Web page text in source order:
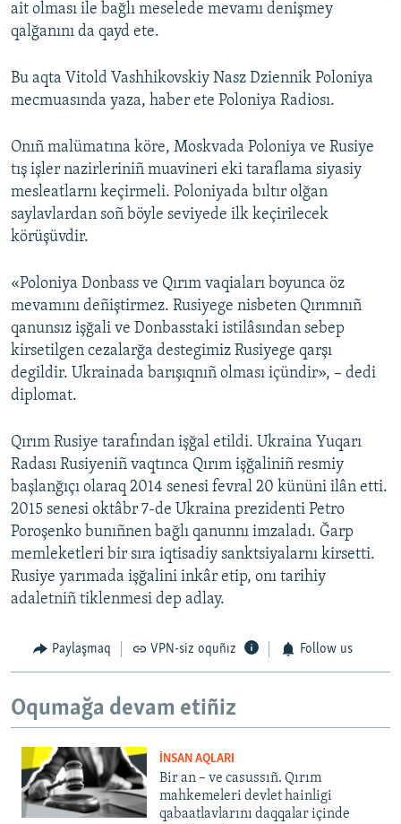
ait olması ile bağlı meselede mevamı denişmey
qalğanını da qayd ete.
Bu aqta Vitold Vashhikovskiy Nasz Dziennik Poloniya
mecmuasında yaza, haber ete Poloniya Radiosı.
Onıñ malümatına köre, Moskvada Poloniya ve Rusiye
tış işler nazirleriniñ muavineri eki taraflama siyasiy
mesleatlarnı keçirmeli. Poloniyada bıltır olğan
saylavlardan soñ böyle seviyede ilk keçirilecek
körüşüvdir.
«Poloniya Donbass ve Qırım vaqiaları boyunca öz
mevamını deñiştirmez. Rusiyege nisbeten Qırımnıñ
qanunsız işğali ve Donbasstaki istilâsından sebep
kirsetilgen cezalarğa destegimiz Rusiyege qarşı
degildir. Ukrainada barışıqnıñ olması içündir», – dedi
diplomat.
Qırım Rusiye tarafından işğal etildi. Ukraina Yuqarı
Radası Rusiyeniñ vaqtınca Qırım işğaliniñ resmiy
başlanğıçı olaraq 2014 senesi fevral 20 kününi ilân etti.
2015 senesi oktâbr 7-de Ukraina prezidenti Petro
Poroşenko bunıñnen bağlı qanunnı imzaladı. Ğarp
memleketleri bir sıra iqtisadiy sanktsiyalarnı kirsetti.
Rusiye yarımada işğalini inkâr etip, onı tarihiy
adaletniñ tiklenmesi dep adlay.
Paylaşmaq VPN-siz oquñız Follow us
Oqumağa devam etiñiz
İNSAN AQLARI
Bir an – ve casussıñ. Qırım
mahkemeleri devlet hainligi
qabaatlavlarını daqqalar içinde